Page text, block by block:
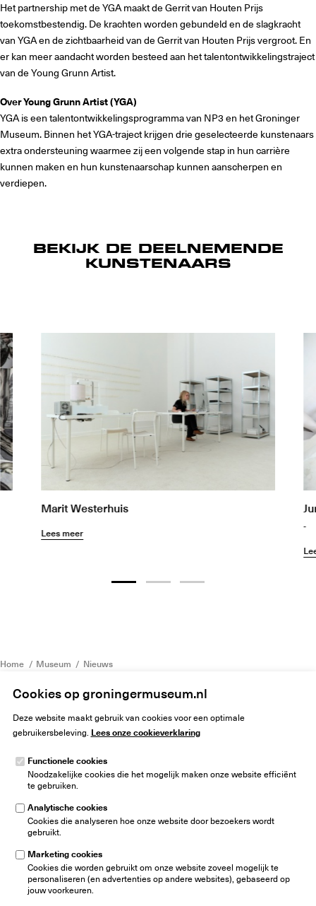
Cookies op groningermuseum.nl
Deze website maakt gebruik van cookies voor een optimale
gebruikersbeleving. Lees onze cookieverklaring
Functionele cookies
Noodzakelijke cookies die het mogelijk maken onze website efficiënt
te gebruiken.
Analytische cookies
Cookies die analyseren hoe onze website door bezoekers wordt
gebruikt.
Marketing cookies
Cookies die worden gebruikt om onze website zoveel mogelijk te
personaliseren (en advertenties op andere websites), gebaseerd op
jouw voorkeuren.
Het partnership met de YGA maakt de Gerrit van Houten Prijs
toekomstbestendig. De krachten worden gebundeld en de slagkracht
van YGA en de zichtbaarheid van de Gerrit van Houten Prijs vergroot. En
er kan meer aandacht worden besteed aan het talentontwikkelingstraject
van de Young Grunn Artist.
Over Young Grunn Artist (YGA)
YGA is een talentontwikkelingsprogramma van NP3 en het Groninger
Museum. Binnen het YGA-traject krijgen drie geselecteerde kunstenaars
extra ondersteuning waarmee zij een volgende stap in hun carrière
kunnen maken en hun kunstenaarschap kunnen aanscherpen en
verdiepen.
BEKIJK DE DEELNEMENDE
KUNSTENAARS
Marit Westerhuis
Lees meer
-
Home Museum
Nieuws
Groninger Museum
Nieuwsbrief